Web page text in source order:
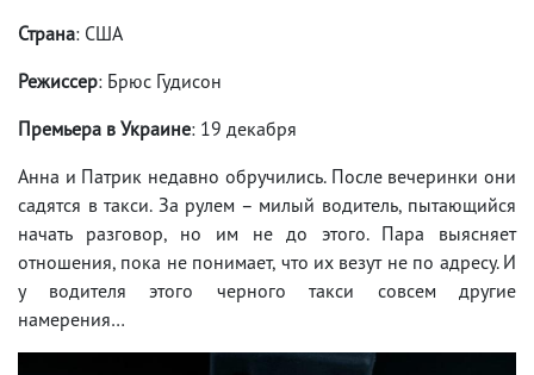
Страна: США
Режиссер: Брюс Гудисон
Премьера в Украине: 19 декабря
Анна и Патрик недавно обручились. После вечеринки они
садятся в такси. За рулем – милый водитель, пытающийся
начать разговор, но им не до этого. Пара выясняет
отношения, пока не понимает, что их везут не по адресу. И
у водителя этого черного такси совсем другие
намерения…